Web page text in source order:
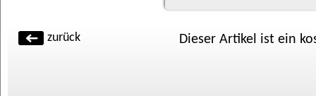
zurück Dieser Artikel ist ein